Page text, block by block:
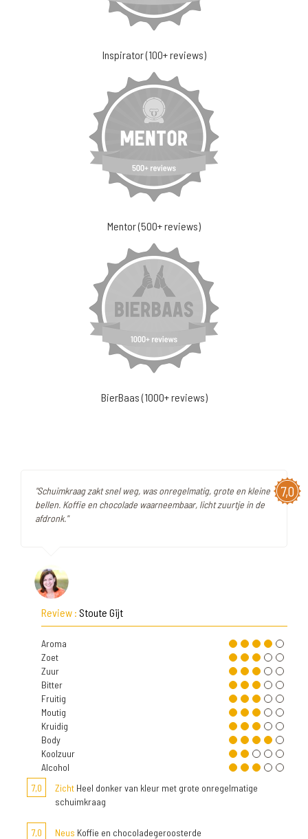
Inspirator (100+ reviews)
Mentor (500+ reviews)
BierBaas (1000+ reviews)
7,0
"Schuimkraag zakt snel weg, was onregelmatig, grote en kleine
bellen. Koffie en chocolade waarneembaar, licht zuurtje in de
afdronk."
Review : Stoute Gijt
Aroma
Zoet
Zuur
Bitter
Fruitig
Moutig
Kruidig
Body
Koolzuur
Alcohol
7,0
Zicht Heel donker van kleur met grote onregelmatige
schuimkraag
7,0 Neus Koffie en chocoladegeroosterde